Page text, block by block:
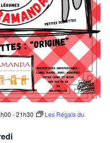
-21h30
Les Régals du